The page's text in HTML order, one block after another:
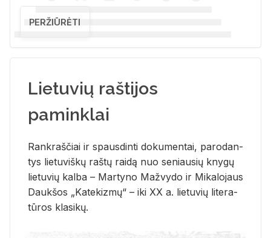
PERŽIŪRĖTI
Lietuvių raštijos
paminklai
Rank­raš­čiai ir spaus­din­ti do­ku­men­tai, pa­ro­dan­
tys lie­tu­viš­kų raš­tų rai­dą nuo se­niau­sių kny­gų
lie­tu­vių kal­ba – Mar­ty­no Ma­žvy­do ir Mi­ka­lo­jaus
Dauk­šos „Ka­te­kiz­mų“ – iki XX a. lie­tu­vių li­te­ra­
tū­ros kla­si­kų.